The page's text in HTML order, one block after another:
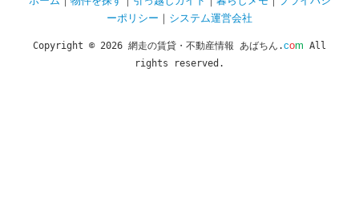
ーポリシー ｜ システム運営会社
Copyright © 2026 網走の賃貸・不動産情報 あばちん.com All
rights reserved.